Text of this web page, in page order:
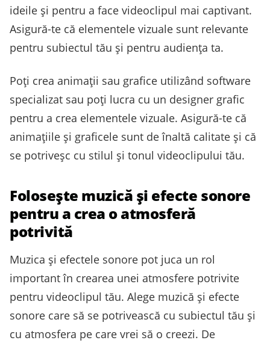
ideile și pentru a face videoclipul mai captivant.
Asigură-te că elementele vizuale sunt relevante
pentru subiectul tău și pentru audiența ta.
Poți crea animații sau grafice utilizând software
specializat sau poți lucra cu un designer grafic
pentru a crea elementele vizuale. Asigură-te că
animațiile și graficele sunt de înaltă calitate și că
se potriveșc cu stilul și tonul videoclipului tău.
Folosește muzică și efecte sonore
pentru a crea o atmosferă
potrivită
Muzica și efectele sonore pot juca un rol
important în crearea unei atmosfere potrivite
pentru videoclipul tău. Alege muzică și efecte
sonore care să se potrivească cu subiectul tău și
cu atmosfera pe care vrei să o creezi. De